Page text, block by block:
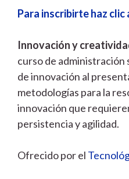
Para inscribirte haz clic
Innovación y
curso de administración
de innovación al
metodologías para la
innovación que
persistencia y agilidad.
Ofrecido por el